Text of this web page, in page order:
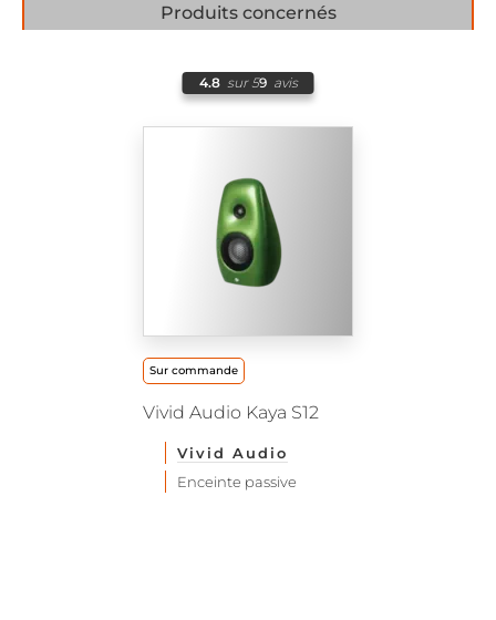
Produits concernés
4.8 sur 59 avis
Sur commande
Vivid Audio Kaya S12
Vivid Audio
Enceinte passive